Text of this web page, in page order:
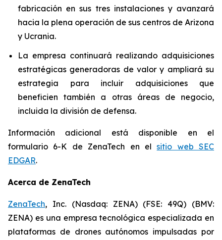
fabricación en sus tres instalaciones y avanzará
hacia la plena operación de sus centros de Arizona
y Ucrania.
La empresa continuará realizando adquisiciones
estratégicas generadoras de valor y ampliará su
estrategia para incluir adquisiciones que
beneficien también a otras áreas de negocio,
incluida la división de defensa.
Información adicional está disponible en el
formulario 6-K de ZenaTech en elsitio web SEC
EDGAR.
Acerca de ZenaTech
ZenaTech, Inc. (Nasdaq: ZENA) (FSE: 49Q) (BMV:
ZENA) es una empresa tecnológica especializada en
plataformas de drones autónomos impulsadas por